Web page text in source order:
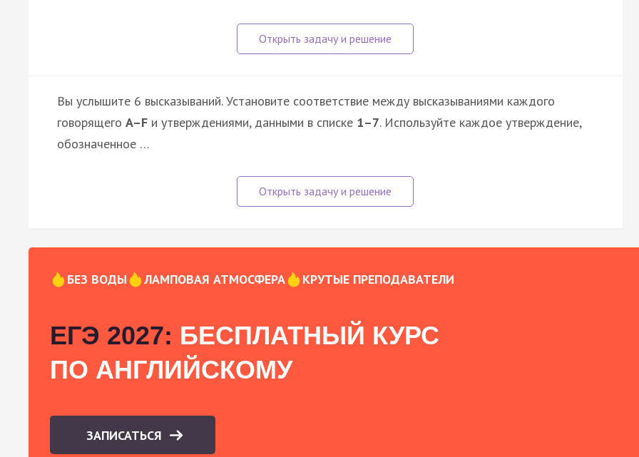
Вы услышите 6 высказываний. Установите соответствие между высказываниями каждого
говорящего A–F и утверждениями, данными в списке 1–7. Используйте каждое утверждение,
обозначенное …
БЕЗ ВОДЫ ЛАМПОВАЯ АТМОСФЕРА КРУТЫЕ ПРЕПОДАВАТЕЛИ
ЕГЭ 2027: БЕСПЛАТНЫЙ КУРС
ПО АНГЛИЙСКОМУ
ЗАПИСАТЬСЯ